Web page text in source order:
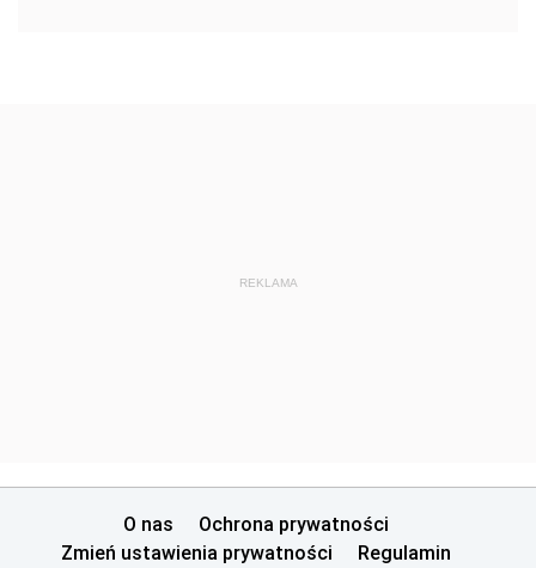
REKLAMA
O nas
Ochrona prywatności
Zmień ustawienia prywatności
Regulamin